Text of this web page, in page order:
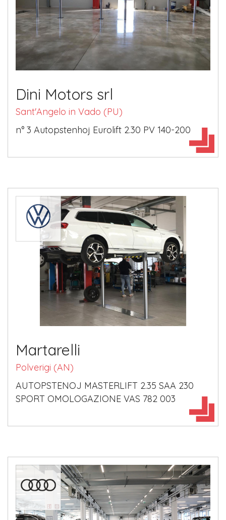
Dini Motors srl
Sant'Angelo in Vado (PU)
n° 3 Autopstenhoj Eurolift 2.30 PV 140-200
Martarelli
Polverigi (AN)
AUTOPSTENOJ MASTERLIFT 2.35 SAA 230
SPORT OMOLOGAZIONE VAS 782 003